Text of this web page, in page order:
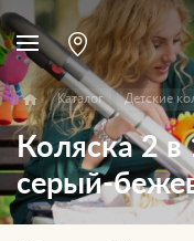
Каталог Детские
Коляска 2 в
серый-